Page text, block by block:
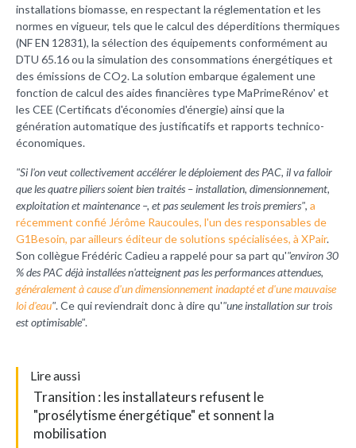
installations biomasse, en respectant la réglementation et les
normes en vigueur, tels que le calcul des déperditions thermiques
(NF EN 12831), la sélection des équipements conformément au
DTU 65.16 ou la simulation des consommations énergétiques et
des émissions de CO2. La solution embarque également une
fonction de calcul des aides financières type MaPrimeRénov' et
les CEE (Certificats d'économies d'énergie) ainsi que la
génération automatique des justificatifs et rapports technico-
économiques.
"Si l'on veut collectivement accélérer le déploiement des PAC, il va falloir
que les quatre piliers soient bien traités – installation, dimensionnement,
exploitation et maintenance –, et pas seulement les trois premiers", a
récemment confié Jérôme Raucoules, l'un des responsables de
G1Besoin, par ailleurs éditeur de solutions spécialisées, à XPair.
Son collègue Frédéric Cadieu a rappelé pour sa part qu'"environ 30
% des PAC déjà installées n'atteignent pas les performances attendues,
généralement à cause d'un dimensionnement inadapté et d'une mauvaise
loid'eau". Ce qui reviendrait donc à dire qu'"une installation sur trois
est optimisable".
Lire aussi
Transition : les installateurs refusent le
"prosélytisme énergétique" et sonnent la
mobilisation